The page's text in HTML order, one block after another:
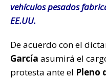
vehículos pesados
EE.UU.
De acuerdo con el
García asumirá el
protesta ante el Pleno